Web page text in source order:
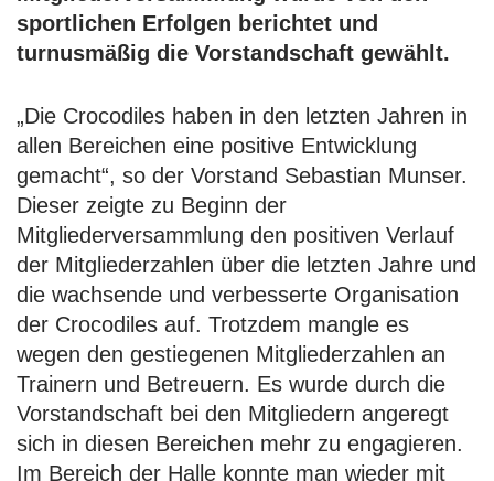
sportlichen Erfolgen berichtet und
turnusmäßig die Vorstandschaft gewählt.
„Die Crocodiles haben in den letzten Jahren in
allen Bereichen eine positive Entwicklung
gemacht“, so der Vorstand Sebastian Munser.
Dieser zeigte zu Beginn der
Mitgliederversammlung den positiven Verlauf
der Mitgliederzahlen über die letzten Jahre und
die wachsende und verbesserte Organisation
der Crocodiles auf. Trotzdem mangle es
wegen den gestiegenen Mitgliederzahlen an
Trainern und Betreuern. Es wurde durch die
Vorstandschaft bei den Mitgliedern angeregt
sich in diesen Bereichen mehr zu engagieren.
Im Bereich der Halle konnte man wieder mit